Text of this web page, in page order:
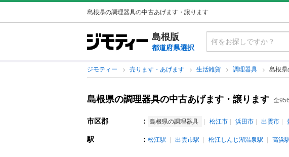
島根県の調理器具の中古あげます・譲ります
島根版
都道府県選択
ジモティー 売ります・あげます 生活雑貨 調理器具 島根県
島根県の調理器具の中古あげます・譲ります 全
市区郡 ： 島根県の調理器具 松江市 浜田市 出雲市
駅 ： 松江駅 出雲市駅 松江しんじ湖温泉駅 高浜